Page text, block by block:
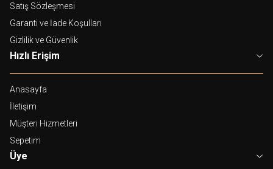
Satış Sözleşmesi
Garanti ve İade Koşulları
Gizlilik ve Güvenlik
Hızlı Erişim
Anasayfa
İletişim
Müşteri Hizmetleri
Sepetim
Üye